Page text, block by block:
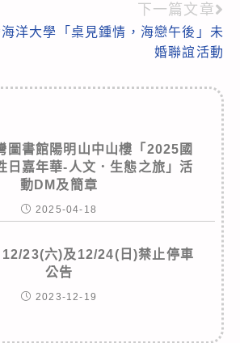
下一篇文章
洋大學「桌見鍾情，海戀午後」未
婚聯誼活動
圖書館陽明山中山樓「2025國
日嘉年華-人文．生態之旅」活
動DM及簡章
2025-04-18
12/23(六)及12/24(日)禁止停車
公告
2023-12-19